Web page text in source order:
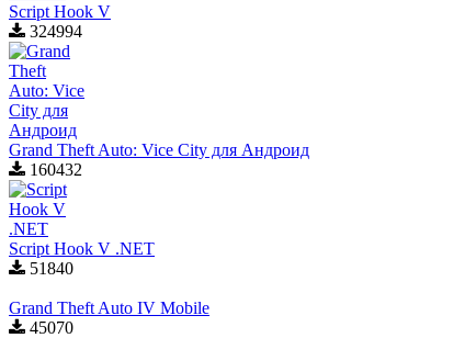
Script Hook V
324994
Grand Theft Auto: Vice City для Aндроид
160432
Script Hook V .NET
51840
Grand Theft Auto IV Mobile
45070